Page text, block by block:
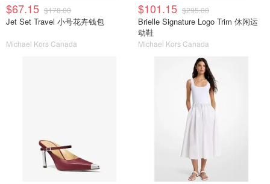
$67.15 $178.00
Jet Set Travel 小号花卉钱包
Michael Kors Canada
$101.15 $295.00
Brielle Signature Logo Trim 休闲运
动鞋
Michael Kors Canada